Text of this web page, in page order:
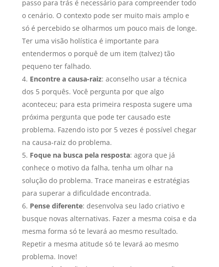
passo para trás é necessário para compreender todo
o cenário. O contexto pode ser muito mais amplo e
só é percebido se olharmos um pouco mais de longe.
Ter uma visão holística é importante para
entendermos o porquê de um item (talvez) tão
pequeno ter falhado.
Encontre a causa-raiz: aconselho usar a técnica
dos 5 porquês. Você pergunta por que algo
aconteceu; para esta primeira resposta sugere uma
próxima pergunta que pode ter causado este
problema. Fazendo isto por 5 vezes é possível chegar
na causa-raiz do problema.
Foque na busca pela resposta: agora que já
conhece o motivo da falha, tenha um olhar na
solução do problema. Trace maneiras e estratégias
para superar a dificuldade encontrada.
Pense diferente: desenvolva seu lado criativo e
busque novas alternativas. Fazer a mesma coisa e da
mesma forma só te levará ao mesmo resultado.
Repetir a mesma atitude só te levará ao mesmo
problema. Inove!